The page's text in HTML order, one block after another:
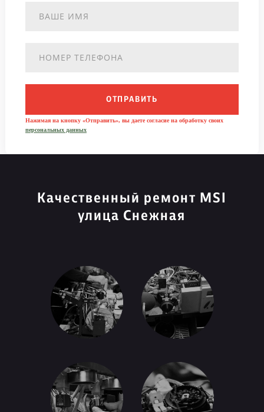
ОТПРАВИТЬ
Нажимая на кнопку «Отправить», вы даете согласие на обработку своих
персональных данных
Качественный ремонт MSI
улица Снежная